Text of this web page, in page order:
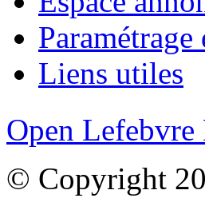
Liens utiles
Open
© Copyright